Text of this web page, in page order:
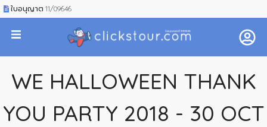
ใบอนุญาต 11/09646
WE HALLOWEEN THANK
YOU PARTY 2018 - 30 OCT